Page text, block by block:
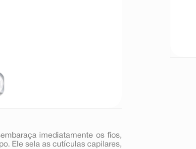
imediatamente os fios,
Ele sela as cutículas capilares,